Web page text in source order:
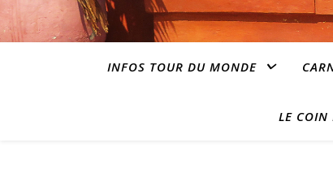
INFOS TOUR DU MONDE
LE COIN